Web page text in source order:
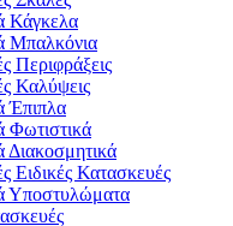
Κάγκελα
Μπαλκόνια
Περιφράξεις
Καλύψεις
Έπιπλα
Φωτιστικά
Διακοσμητικά
Ειδικές Κατασκευές
Υποστυλώματα